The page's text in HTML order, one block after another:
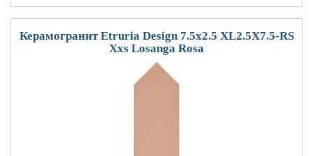
Керамогранит Etruria Design 7.5x2.5 XL2.5X7.5-RS
Xxs Losanga Rosa